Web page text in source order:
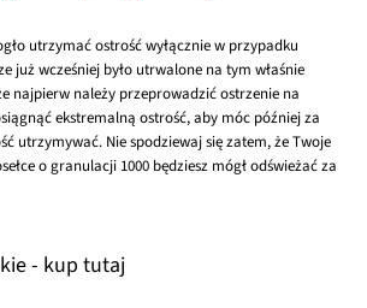
utrzymać ostrość wyłącznie w przypadku
już wcześniej było utrwalone na tym właśnie
najpierw należy przeprowadzić ostrzenie na
ekstremalną ostrość, aby móc później za
utrzymywać. Nie spodziewaj się zatem, że Twoje
o granulacji 1000 będziesz mógł odświeżać za